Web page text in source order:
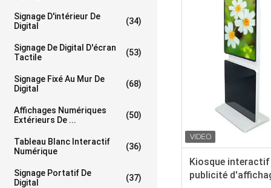
Signage D'intérieur De
Digital
(34)
Signage De Digital D'écran
Tactile
(53)
Signage Fixé Au Mur De
Digital
(68)
Affichages Numériques
Extérieurs De ...
(50)
Tableau Blanc Interactif
Numérique
(36)
Signage Portatif De
Digital
(37)
Kiosque interactif
publicité